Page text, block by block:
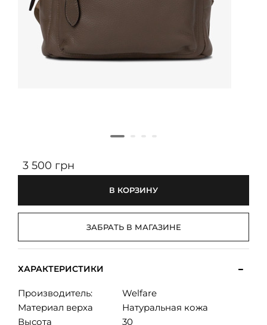
3 500 грн
В КОРЗИНУ
ЗАБРАТЬ В МАГАЗИНЕ
ХАРАКТЕРИСТИКИ
Производитель:
Welfare
Материал верха
Натуральная кожа
Высота
30